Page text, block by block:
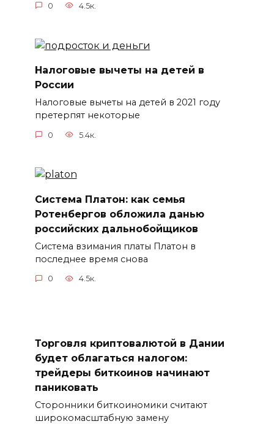
0 4.5к.
Налоговые вычеты на детей в
России
Налоговые вычеты на детей в 2021 году
претерпят некоторые
0 5.4к.
Система Платон: как семья
Ротенбергов обложила данью
российских дальнобойщиков
Система взимания платы Платон в
последнее время снова
0 4.5к.
Торговля криптовалютой в Дании
будет облагаться налогом:
трейдеры биткоинов начинают
паниковать
Сторонники биткоиномики считают
широкомасштабную замену